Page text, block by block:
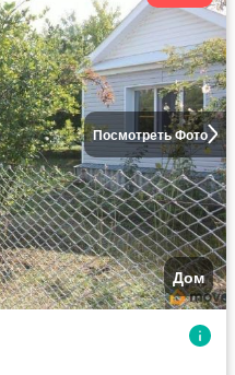
Посмотреть Фото
Дом